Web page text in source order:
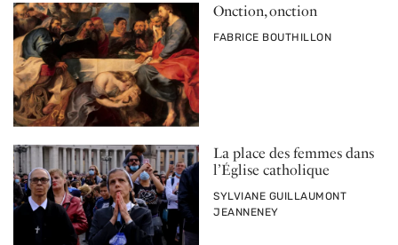
Onction, onction
PAR
FABRICE BOUTHILLON
La place des femmes dans
l’Église catholique
PAR
SYLVIANE GUILLAUMONT
JEANNENEY